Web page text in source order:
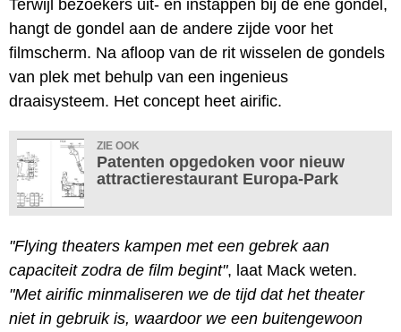
Terwijl bezoekers uit- en instappen bij de ene gondel,
hangt de gondel aan de andere zijde voor het
filmscherm. Na afloop van de rit wisselen de gondels
van plek met behulp van een ingenieus
draaisysteem. Het concept heet airific.
ZIE OOK
Patenten opgedoken voor nieuw
attractierestaurant Europa-Park
"Flying theaters kampen met een gebrek aan
capaciteit zodra de film begint", laat Mack weten.
"Met airific minmaliseren we de tijd dat het theater
niet in gebruik is, waardoor we een buitengewoon